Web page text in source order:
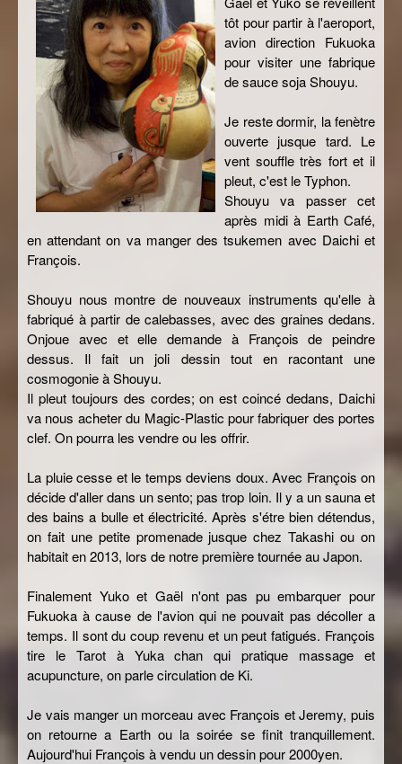
tôt pour partir à l'aeroport,
avion direction Fukuoka
pour visiter une fabrique
de sauce soja Shouyu.
Je reste dormir, la fenètre
ouverte jusque tard. Le
vent souffle très fort et il
pleut, c'est le Typhon.
Shouyu va passer cet
après midi à Earth Café,
en attendant on va manger des tsukemen avec Daichi et
François.
Shouyu nous montre de nouveaux instruments qu'elle à
fabriqué à partir de calebasses, avec des graines dedans.
Onjoue avec et elle demande à François de peindre
dessus. Il fait un joli dessin tout en racontant une
cosmogonie à Shouyu.
Il pleut toujours des cordes; on est coincé dedans, Daichi
va nous acheter du Magic-Plastic pour fabriquer des portes
clef. On pourra les vendre ou les offrir.
La pluie cesse et le temps deviens doux. Avec François on
décide d'aller dans un sento; pas trop loin. Il y a un sauna et
des bains a bulle et électricité. Après s'étre bien détendus,
on fait une petite promenade jusque chez Takashi ou on
habitait en 2013, lors de notre première tournée au Japon.
Finalement Yuko et Gaël n'ont pas pu embarquer pour
Fukuoka à cause de l'avion qui ne pouvait pas décoller a
temps. Il sont du coup revenu et un peut fatigués. François
tire le Tarot à Yuka chan qui pratique massage et
acupuncture, on parle circulation de Ki.
Je vais manger un morceau avec François et Jeremy, puis
on retourne a Earth ou la soirée se finit tranquillement.
Aujourd'hui François à vendu un dessin pour 2000yen.